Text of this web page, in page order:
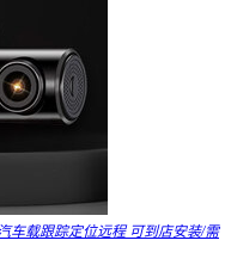
车载跟踪定位远程 可到店安装/需